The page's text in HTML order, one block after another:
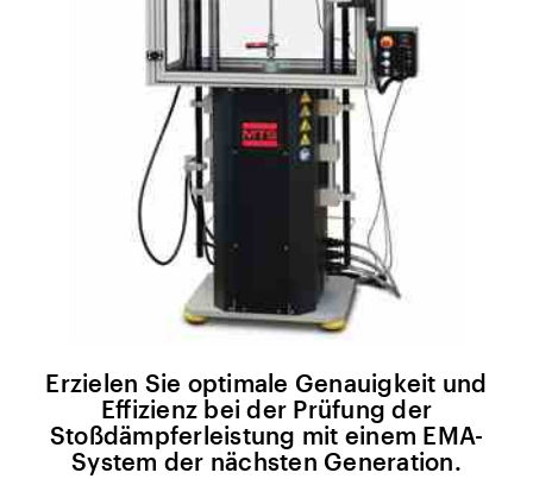
Erzielen Sie optimale Genauigkeit und
Effizienz bei der Prüfung der
Stoßdämpferleistung mit einem EMA-
System der nächsten Generation.